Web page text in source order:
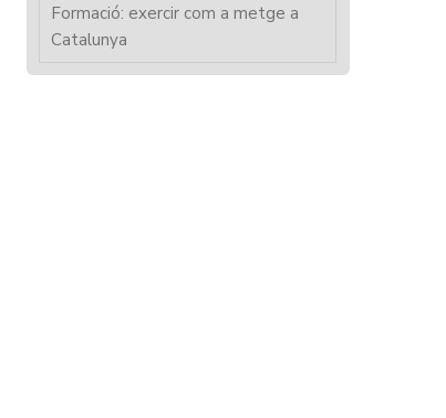
Formació: exercir com a metge a
Catalunya